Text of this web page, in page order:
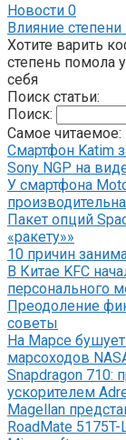
Новости 0
Влияние
Хотите варить
степень помола
себя
Поиск статьи:
Поиск:
Самое читаемое:
Смартфон Katim
Sony NGP на
У смартфона
Пакет опций
«ракету»»
10 причин
В Китае KFC
персонального
Преодоление
советы
На Марсе
марсоходов
Snapdragon 710:
ускорителем
Magellan
RoadMate 5175T-